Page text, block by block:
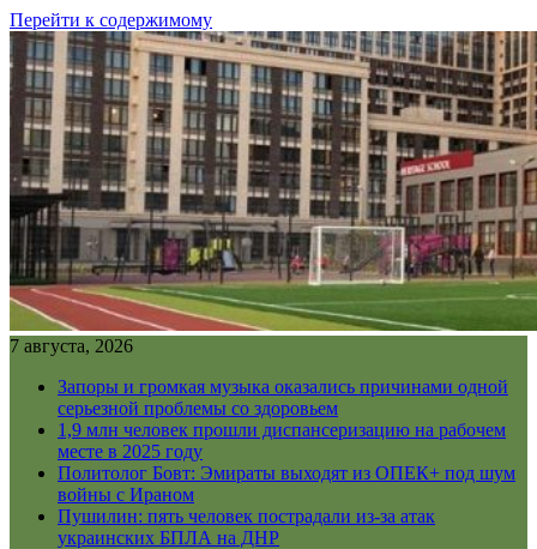
Перейти к содержимому
7 августа, 2026
Запоры и громкая музыка оказались причинами одной
серьезной проблемы со здоровьем
1,9 млн человек прошли диспансеризацию на рабочем
месте в 2025 году
Политолог Бовт: Эмираты выходят из ОПЕК+ под шум
войны с Ираном
Пушилин: пять человек пострадали из-за атак
украинских БПЛА на ДНР